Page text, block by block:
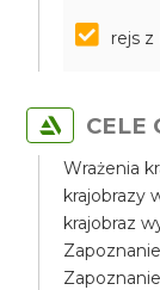
rejs z
CELE
Wrażenia
krajobrazy
krajobraz